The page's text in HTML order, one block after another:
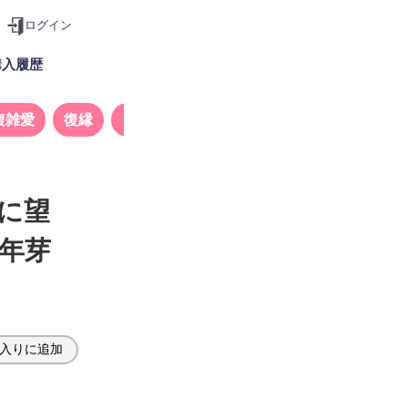
ログイン
履歴
雑愛 復縁
望
芽
りに追加